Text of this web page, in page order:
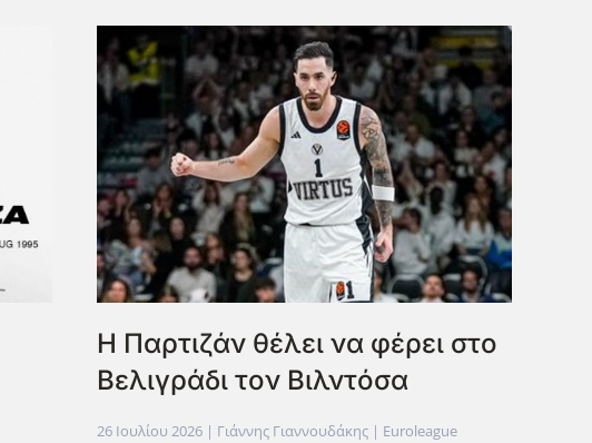
Η Παρτιζάν θέλει να φέρει στο
Βελιγράδι τον Βιλντόσα
26 Ιουλίου 2026| Γιάννης Γιαννουδάκης | Euroleague